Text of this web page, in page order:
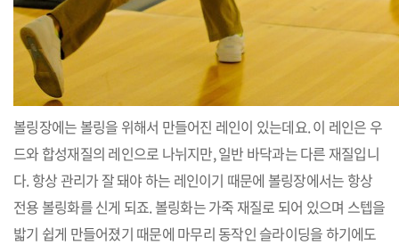
볼링장에는 볼링을 위해서 만들어진 레인이 있는데요. 이 레인은 우
드와 합성재질의 레인으로 나뉘지만, 일반 바닥과는 다른 재질입니
다. 항상 관리가 잘 돼야 하는 레인이기 때문에 볼링장에서는 항상
전용 볼링화를 신게 되죠. 볼링화는 가죽 재질로 되어 있으며 스텝을
밟기 쉽게 만들어졌기 때문에 마무리 동작인 슬라이딩을 하기에도